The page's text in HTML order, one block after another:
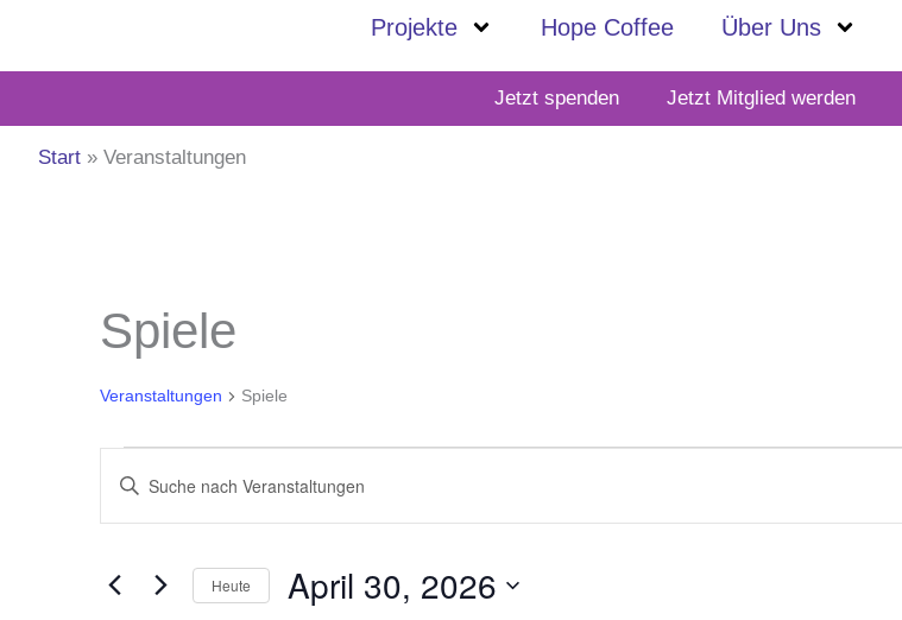
Projekte Hope Coffee Über Uns
Jetzt spenden Jetzt Mitglied werden
Start Veranstaltungen
Spiele
Veranstaltungen Spiele
Veranstaltungen
für
April
30,
2026
Suche
und
Ansichten,
Navigation
Bitte
Suche
Heute April 30, 2026